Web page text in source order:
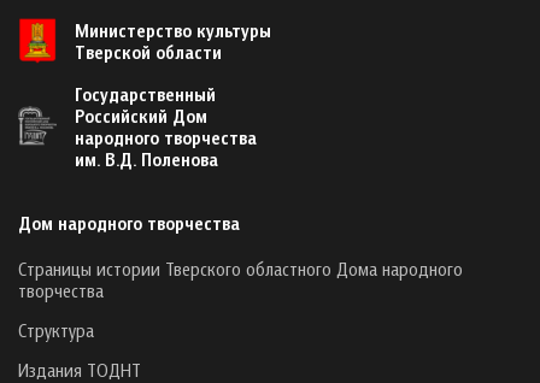
Министерство культуры
Тверской области
Государственный
Российский Дом
народного творчества
им. В.Д. Поленова
Дом народного творчества
Страницы истории Тверского областного Дома народного
творчества
Структура
Издания ТОДНТ